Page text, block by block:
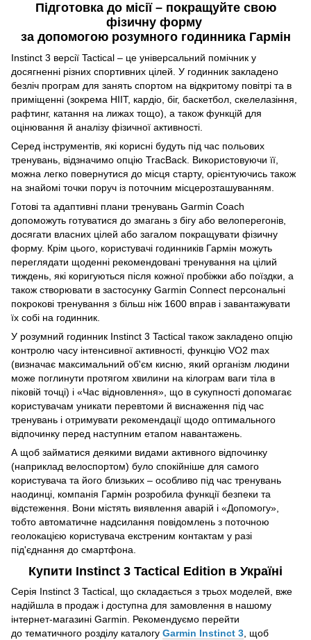
Підготовка до місії – покращуйте свою
фізичну форму
за допомогою розумного годинника Гармін
Instinct 3 версії Tactical – це універсальний помічник у
досягненні різних спортивних цілей. У годинник закладено
безліч програм для занять спортом на відкритому повітрі та в
приміщенні (зокрема HIIT, кардіо, біг, баскетбол, скелелазіння,
рафтинг, катання на лижах тощо), а також функцій для
оцінювання й аналізу фізичної активності.
Серед інструментів, які корисні будуть під час польових
тренувань, відзначимо опцію TracBack. Використовуючи її,
можна легко повернутися до місця старту, орієнтуючись також
на знайомі точки поруч із поточним місцерозташуванням.
Готові та адаптивні плани тренувань Garmin Coach
допоможуть готуватися до змагань з бігу або велоперегонів,
досягати власних цілей або загалом покращувати фізичну
форму. Крім цього, користувачі годинників Гармін можуть
переглядати щоденні рекомендовані тренування на цілий
тиждень, які коригуються після кожної пробіжки або поїздки, а
також створювати в застосунку Garmin Connect персональні
покрокові тренування з більш ніж 1600 вправ і завантажувати
їх собі на годинник.
У розумний годинник Instinct 3 Tactical також закладено опцію
контролю часу інтенсивної активності, функцію VO2 max
(визначає максимальний об'єм кисню, який організм людини
може поглинути протягом хвилини на кілограм ваги тіла в
піковій точці) і «Час відновлення», що в сукупності допомагає
користувачам уникати перевтоми й виснаження під час
тренувань і отримувати рекомендації щодо оптимального
відпочинку перед наступним етапом навантажень.
А щоб займатися деякими видами активного відпочинку
(наприклад велоспортом) було спокійніше для самого
користувача та його близьких – особливо під час тренувань
наодинці, компанія Гармін розробила функції безпеки та
відстеження. Вони містять виявлення аварій і «Допомогу»,
тобто автоматичне надсилання повідомлень з поточною
геолокацією користувача екстреним контактам у разі
під'єднання до смартфона.
Купити Instinct 3 Tactical Edition в Україні
Серія Instinct 3 Tactical, що складається з трьох моделей, вже
надійшла в продаж і доступна для замовлення в нашому
інтернет-магазині Garmin. Рекомендуємо перейти
до тематичного розділу каталогу Garmin Instinct 3, щоб